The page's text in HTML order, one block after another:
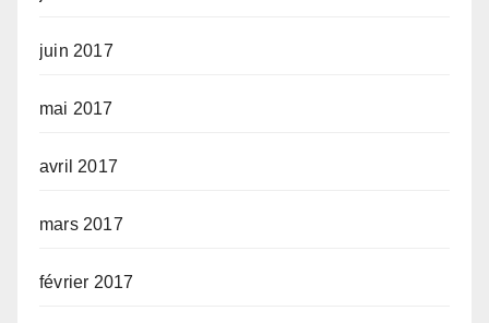
juin 2017
mai 2017
avril 2017
mars 2017
février 2017